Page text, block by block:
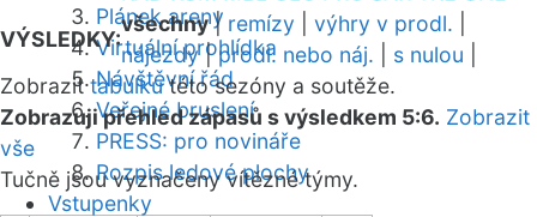
Plánek areny
Virtuální prohlídka
Návštěvní řád
Veřejné bruslení
PRESS: pro novináře
Rozpis ledové plochy
Vstupenky
VÝSLEDKY:
všechny| remízy výhry v prodl.
nájezdy|prodl. nebo náj. s nulou
Zobrazittabulkutéto sezóny a soutěže.
Zobrazuji přehled zápasů s výsledkem 5:6. Zobrazit
vše
Tučně jsou vyznačeny vítězné týmy.